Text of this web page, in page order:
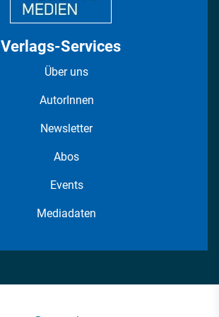
Verlags-Services
Über uns
AutorInnen
Newsletter
Abos
Events
Mediadaten